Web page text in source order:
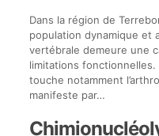
Dans la région de
population dynamique et
vertébrale demeure une
limitations
touche notamment
manifeste par…